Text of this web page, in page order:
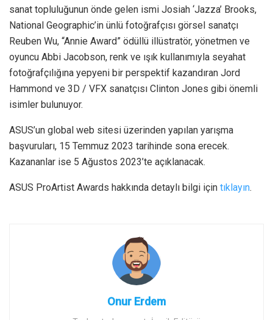
sanat topluluğunun önde gelen ismi Josiah ‘Jazza’ Brooks,
National Geographic’in ünlü fotoğrafçısı görsel sanatçı
Reuben Wu, “Annie Award” ödüllü illüstratör, yönetmen ve
oyuncu Abbi Jacobson, renk ve ışık kullanımıyla seyahat
fotoğrafçılığına yepyeni bir perspektif kazandıran Jord
Hammond ve 3D / VFX sanatçısı Clinton Jones gibi önemli
isimler bulunuyor.
ASUS’un global web sitesi üzerinden yapılan yarışma
başvuruları, 15 Temmuz 2023 tarihinde sona erecek.
Kazananlar ise 5 Ağustos 2023’te açıklanacak.
ASUS ProArtist Awards hakkında detaylı bilgi için tıklayın.
Onur Erdem